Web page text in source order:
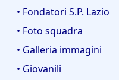
• Fondatori S.P. Lazio
• Foto squadra
• Galleria immagini
• Giovanili